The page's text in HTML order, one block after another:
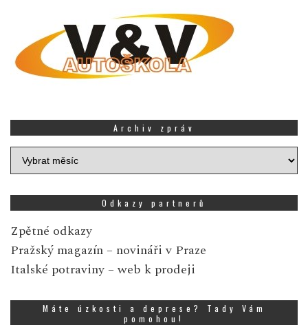
Archiv zpráv
Archiv
zpráv
Odkazy partnerů
Zpětné odkazy
Pražský magazín – novináři v Praze
Italské potraviny – web k prodeji
Máte úzkosti a deprese? Tady Vám
pomohou!